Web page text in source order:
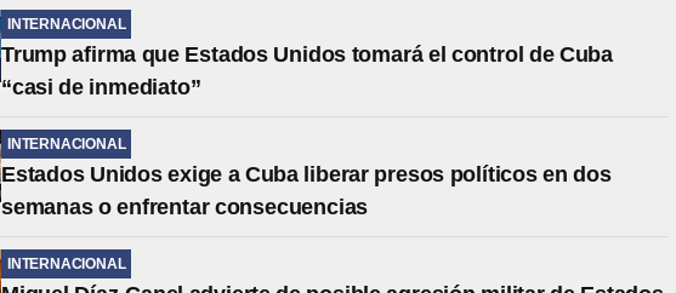
INTERNACIONAL
Trump afirma que Estados Unidos tomará el control de Cuba
“casi de inmediato”
INTERNACIONAL
Estados Unidos exige a Cuba liberar presos políticos en dos
semanas o enfrentar consecuencias
INTERNACIONAL